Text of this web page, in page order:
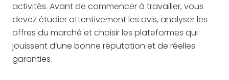
activités. Avant de commencer à travailler, vous
devez étudier attentivement les avis, analyser les
offres du marché et choisir les plateformes qui
jouissent d’une bonne réputation et de réelles
garanties.